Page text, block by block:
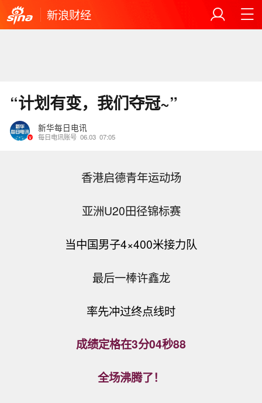
新浪财经
“计划有变，我们夺冠~”
新华每日电讯
每日电讯账号 06.03 07:05
香港启德青年运动场
亚洲U20田径锦标赛
当中国男子4×400米接力队
最后一棒许鑫龙
率先冲过终点线时
成绩定格在3分04秒88
全场沸腾了！